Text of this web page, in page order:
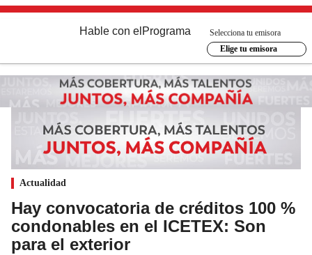
Hable con el Programa
Selecciona tu emisora
Elige tu emisora
Actualidad
Hay convocatoria de créditos 100 %
condonables en el ICETEX: Son
para el exterior